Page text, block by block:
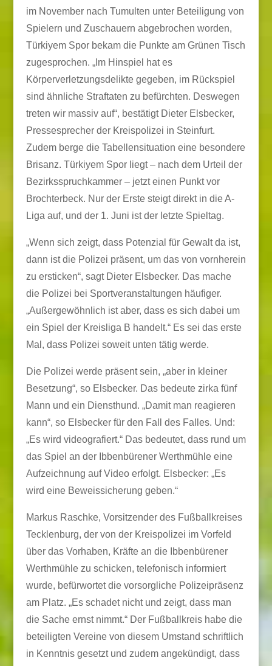
im November nach Tumulten unter Beteiligung von
Spielern und Zuschauern abgebrochen worden,
Türkiyem Spor bekam die Punkte am Grünen Tisch
zugesprochen. „Im Hinspiel hat es
Körperverletzungsdelikte gegeben, im Rückspiel
sind ähnliche Straftaten zu befürchten. Deswegen
treten wir massiv auf“, bestätigt Dieter Elsbecker,
Pressesprecher der Kreispolizei in Steinfurt.
Zudem berge die Tabellensituation eine besondere
Brisanz. Türkiyem Spor liegt – nach dem Urteil der
Bezirksspruchkammer – jetzt einen Punkt vor
Brochterbeck. Nur der Erste steigt direkt in die A-
Liga auf, und der 1. Juni ist der letzte Spieltag.
„Wenn sich zeigt, dass Potenzial für Gewalt da ist,
dann ist die Polizei präsent, um das von vornherein
zu ersticken“, sagt Dieter Elsbecker. Das mache
die Polizei bei Sportveranstaltungen häufiger.
„Außergewöhnlich ist aber, dass es sich dabei um
ein Spiel der Kreisliga B handelt.“ Es sei das erste
Mal, dass Polizei soweit unten tätig werde.
Die Polizei werde präsent sein, „aber in kleiner
Besetzung“, so Elsbecker. Das bedeute zirka fünf
Mann und ein Diensthund. „Damit man reagieren
kann“, so Elsbecker für den Fall des Falles. Und:
„Es wird videografiert.“ Das bedeutet, dass rund um
das Spiel an der Ibbenbürener Werthmühle eine
Aufzeichnung auf Video erfolgt. Elsbecker: „Es
wird eine Beweissicherung geben.“
Markus Raschke, Vorsitzender des Fußballkreises
Tecklenburg, der von der Kreispolizei im Vorfeld
über das Vorhaben, Kräfte an die Ibbenbürener
Werthmühle zu schicken, telefonisch informiert
wurde, befürwortet die vorsorgliche Polizeipräsenz
am Platz. „Es schadet nicht und zeigt, dass man
die Sache ernst nimmt.“ Der Fußballkreis habe die
beteiligten Vereine von diesem Umstand schriftlich
in Kenntnis gesetzt und zudem angekündigt, dass